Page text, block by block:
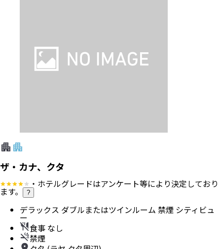
ザ・カナ、クタ
・ホテルグレードはアンケート等により決定しており
ます。 ?
デラックス ダブルまたはツインルーム 禁煙 シティビュ
ー
食事 なし
禁煙